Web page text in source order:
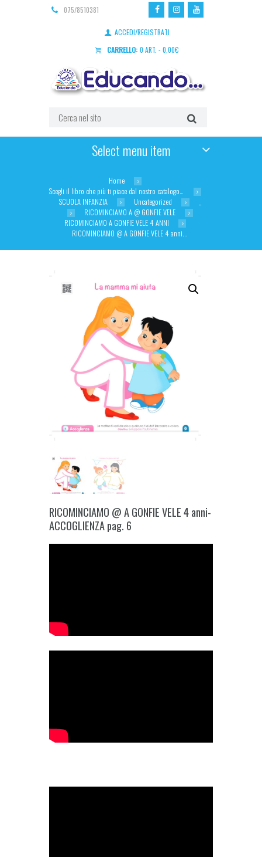
075/8510381
ACCEDI/REGISTRATI
CARRELLO: 0 ART. - 0,00€
Select menu item
Home
Scegli il libro che più ti piace dal nostro catalogo…
SCUOLA INFANZIA
Uncategorized
RICOMINCIAMO A @ GONFIE VELE
RICOMINCIAMO A GONFIE VELE 4 ANNI
RICOMINCIAMO @ A GONFIE VELE 4 anni...
RICOMINCIAMO @ A GONFIE VELE 4 anni-
ACCOGLIENZA pag. 6